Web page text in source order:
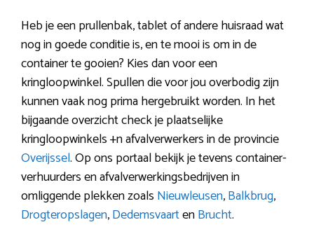
Heb je een prullenbak, tablet of andere huisraad wat
nog in goede conditie is, en te mooi is om in de
container te gooien? Kies dan voor een
kringloopwinkel. Spullen die voor jou overbodig zijn
kunnen vaak nog prima hergebruikt worden. In het
bijgaande overzicht check je plaatselijke
kringloopwinkels +n afvalverwerkers in de provincie
Overijssel. Op ons portaal bekijk je tevens container-
verhuurders en afvalverwerkingsbedrijven in
omliggende plekken zoals Nieuwleusen,Balkbrug,
Drogteropslagen,DedemsvaartenBrucht.